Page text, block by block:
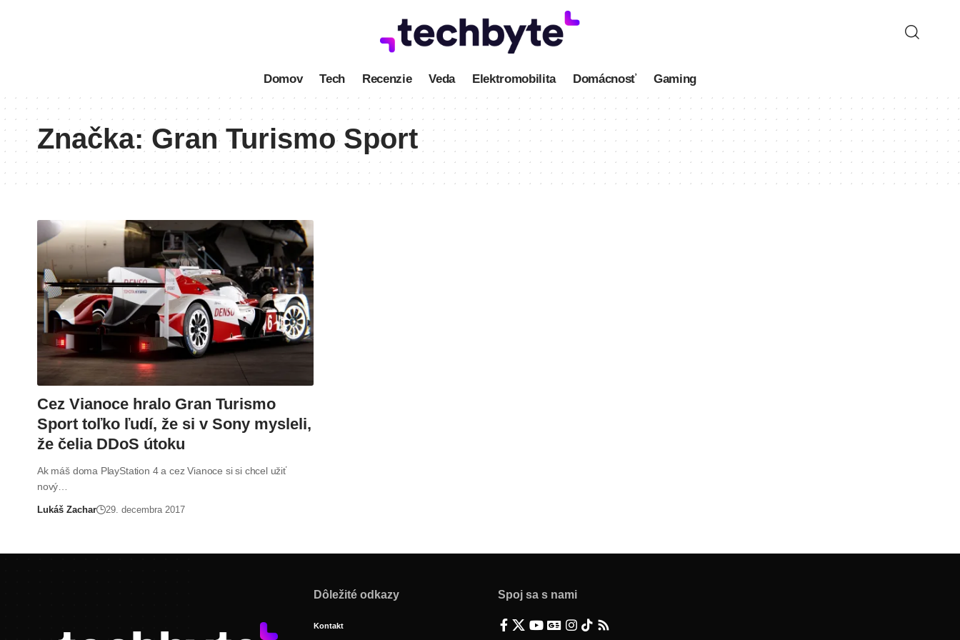
Domov Tech Recenzie Veda Elektromobilita Domácnosť Gaming
Značka: Gran Turismo Sport
Cez Vianoce hralo Gran Turismo
Sport toľko ľudí, že si v Sony mysleli,
že čelia DDoS útoku
Ak máš doma PlayStation 4 a cez Vianoce si si chcel užiť
nový…
Lukáš Zachar 29. decembra 2017
Dôležité odkazy
Kontakt
Spoj sa s nami